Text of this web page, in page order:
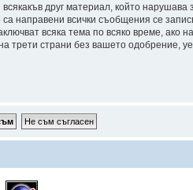
друг материал, който
направени всички съобщения се
всяка тема по всяко време, ако
страни без вашето одобрение,